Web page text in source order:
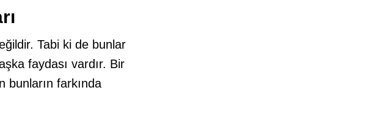
Tabi ki de bunlar
faydası vardır. Bir
bunların farkında